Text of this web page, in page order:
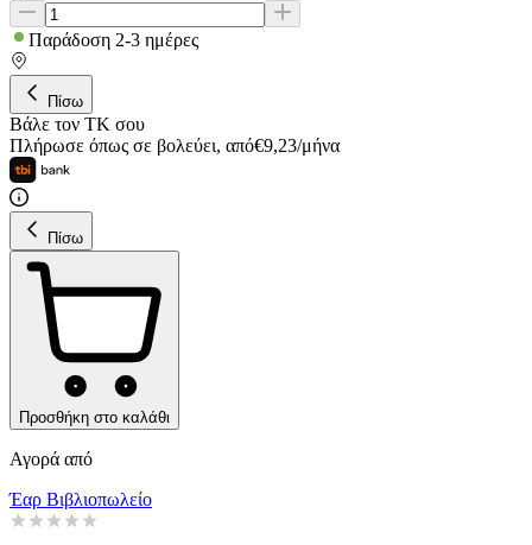
Παράδοση 2-3 ημέρες
Πίσω
Βάλε τον ΤΚ σου
Πλήρωσε όπως σε βολεύει, από€9,23/μήνα
Πίσω
Προσθήκη στο καλάθι
Αγορά από
Έαρ Βιβλιοπωλείο